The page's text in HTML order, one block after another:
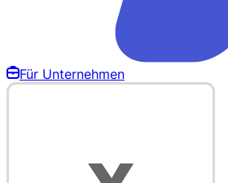
Für Unternehmen